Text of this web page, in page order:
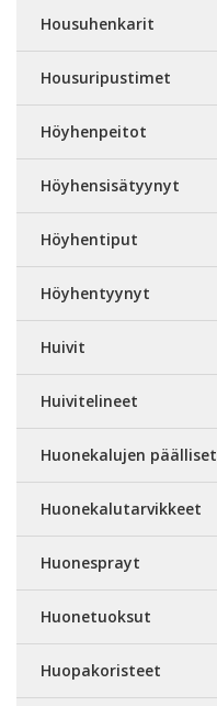
Housuhenkarit
Housuripustimet
Höyhenpeitot
Höyhensisätyynyt
Höyhentiput
Höyhentyynyt
Huivit
Huivitelineet
Huonekalujen päälliset
Huonekalutarvikkeet
Huonesprayt
Huonetuoksut
Huopakoristeet